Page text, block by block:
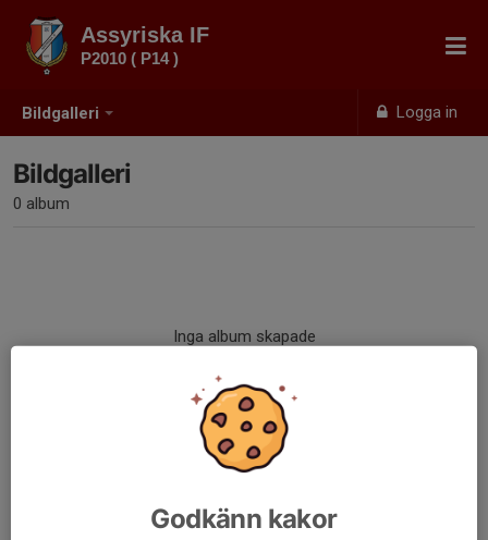
Bildgalleri Logga in
Assyriska IF
P2010 ( P14 )
Bildgalleri
0 album
Inga album skapade
Godkänn kakor